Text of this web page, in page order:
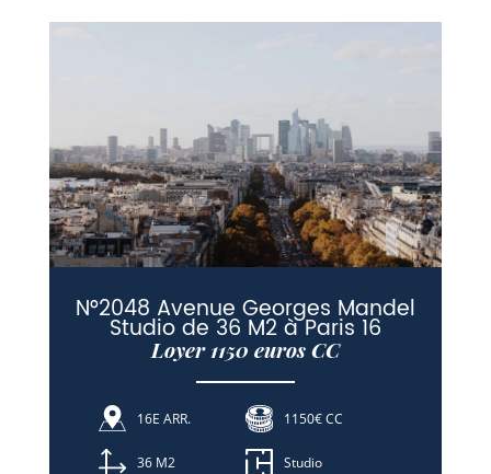
N°2048 Avenue Georges Mandel
Studio de 36 M2 à Paris 16
Loyer 1150 euros CC
16E ARR. 1150€ CC
36 M2 Studio